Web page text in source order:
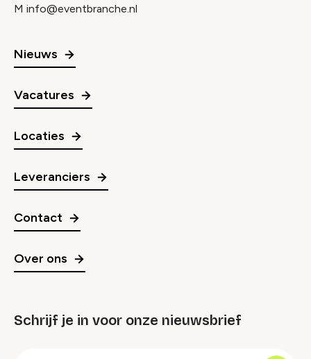
M info@eventbranche.nl
Nieuws
Vacatures
Locaties
Leveranciers
Contact
Over ons
Schrijf je in voor onze nieuwsbrief